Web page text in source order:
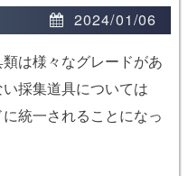
2024/01/06
は様々なグレードがあ
採集道具については
統一されることになっ